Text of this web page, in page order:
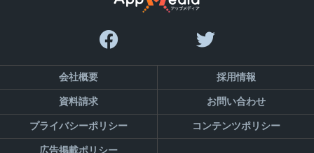
会社概要 採用情報
資料請求 お問い合わせ
プライバシーポリシー コンテンツポリシー
広告掲載ポリシー